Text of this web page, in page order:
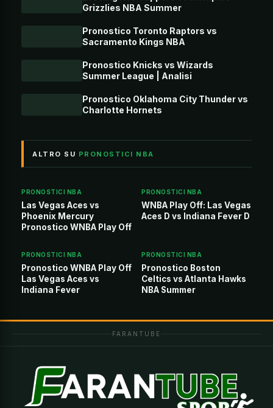
Grizzlies NBA Summer
Pronostico Toronto Raptors vs
Sacramento Kings NBA
Pronostico Knicks vs Wizards
Summer League | Analisi
Pronostico Oklahoma City Thunder vs
Charlotte Hornets
ALTRO SU PRONOSTICI NBA
PRONOSTICI NBA
Las Vegas Aces vs
Phoenix Mercury
Pronostico WNBA Play Off
PRONOSTICI NBA
WNBA Play Off: Las Vegas
Aces D vs Indiana Fever D
PRONOSTICI NBA
Pronostico WNBA Play Off
Las Vegas Aces vs
Indiana Fever
PRONOSTICI NBA
Pronostico Boston
Celtics vs Atlanta Hawks
NBA Summer
FARANTUBE